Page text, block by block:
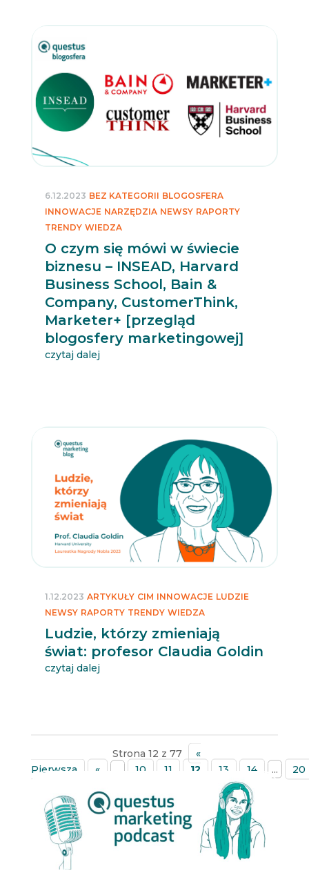
O czym się mówi w świecie
biznesu – INSEAD, Harvard
Business School, Bain &
Company, CustomerThink,
Marketer+ [przegląd
blogosfery marketingowej]
6.12.2023 BEZ KATEGORII BLOGOSFERA
INNOWACJE NARZĘDZIA NEWSY RAPORTY
TRENDY WIEDZA
czytaj dalej
Ludzie, którzy zmieniają
świat: profesor Claudia Goldin
1.12.2023 ARTYKUŁY CIM INNOWACJE LUDZIE
NEWSY RAPORTY TRENDY WIEDZA
czytaj dalej
Strona 12 z 77
«
Pierwsza
« 10 11 12 13 14 ...
20